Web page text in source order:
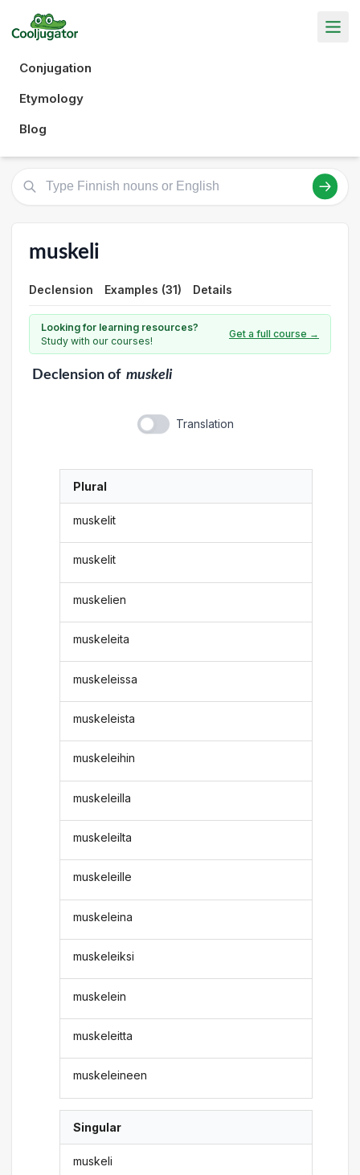
Conjugation
Etymology
Blog
muskeli
Declension Examples (31) Details
Looking for learning resources?
Study with our courses!
Get a full course →
Declensionof muskeli
Translation
Plural
muskelit
muskelit
muskelien
muskeleita
muskeleissa
muskeleista
muskeleihin
muskeleilla
muskeleilta
muskeleille
muskeleina
muskeleiksi
muskelein
muskeleitta
muskeleineen
Singular
muskeli